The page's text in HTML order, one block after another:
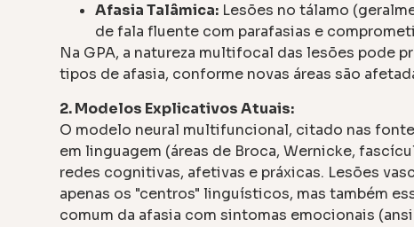
Afasia Talâmica: Lesões no tálamo
de fala fluente com parafasias e
Na GPA, a natureza multifocal das lesões pode
tipos de afasia, conforme novas áreas são
2. Modelos Explicativos Atuais:
O modelo neural multifuncional, citado nas
em linguagem (áreas de Broca, Wernicke,
redes cognitivas, afetivas e práxicas. Lesões
apenas os "centros" linguísticos, mas também
comum da afasia com sintomas emocionais